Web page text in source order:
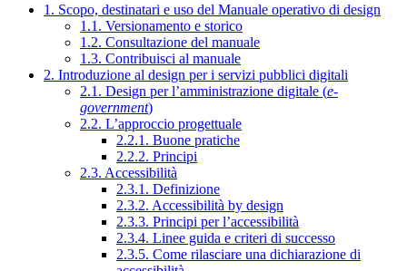
1. Scopo, destinatari e uso del Manuale operativo di design
1.1. Versionamento e storico
1.2. Consultazione del manuale
1.3. Contribuisci al manuale
2. Introduzione al design per i servizi pubblici digitali
2.1. Design per l’amministrazione digitale (e-
government)
2.2. L’approccio progettuale
2.2.1. Buone pratiche
2.2.2. Principi
2.3. Accessibilità
2.3.1. Definizione
2.3.2. Accessibilità by design
2.3.3. Principi per l’accessibilità
2.3.4. Linee guida e criteri di successo
2.3.5. Come rilasciare una dichiarazione di